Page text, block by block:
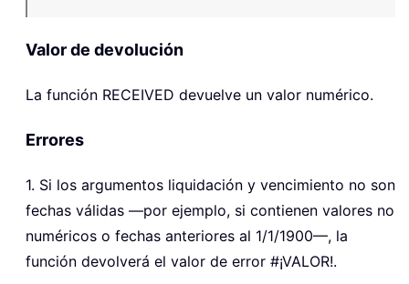
Valor de devolución
La función RECEIVED devuelve un valor numérico.
Errores
1. Si los argumentos liquidación y vencimiento no son
fechas válidas —por ejemplo, si contienen valores no
numéricos o fechas anteriores al 1/1/1900—, la
función devolverá el valor de error #¡VALOR!.